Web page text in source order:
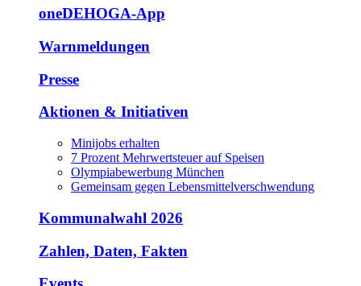
oneDEHOGA-App
Warnmeldungen
Presse
Aktionen & Initiativen
Minijobs erhalten
7 Prozent Mehrwertsteuer auf Speisen
Olympiabewerbung München
Gemeinsam gegen Lebensmittelverschwendung
Kommunalwahl 2026
Zahlen, Daten, Fakten